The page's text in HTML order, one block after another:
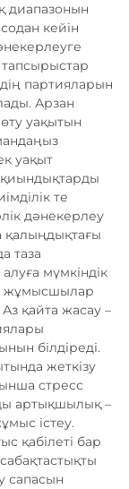
диапазонын
кейін
партияларын
Арзан
уақытын
уақыт
те
дәнекерлеу
таза
мүмкіндік
жұмысшылар
қайта жасау –
білдіреді.
жеткізу
стресс
артықшылық –
істеу.
қабілеті бар
сапасын